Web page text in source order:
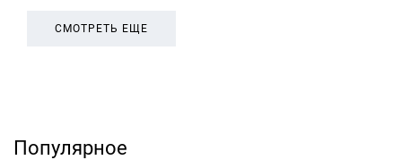
СМОТРЕТЬ ЕЩЕ
Популярное